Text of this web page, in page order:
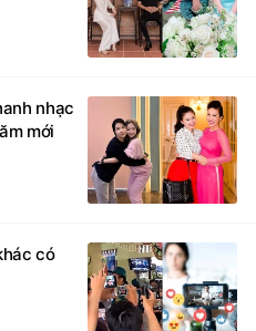
nhạc
mới
có